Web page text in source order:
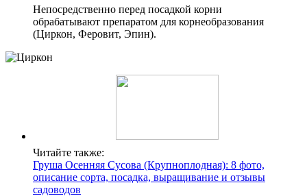
Непосредственно перед посадкой корни
обрабатывают препаратом для корнеобразования
(Циркон, Феровит, Эпин).
Читайте также:
Груша Осенняя Сусова (Крупноплодная): 8 фото,
описание сорта, посадка, выращивание и отзывы
садоводов